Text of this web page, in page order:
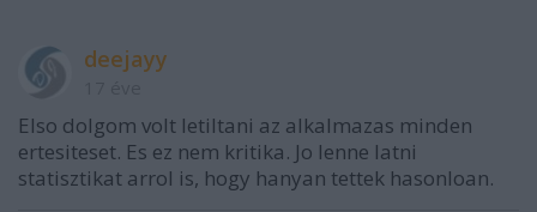
deejayy
Elso dolgom volt letiltani az alkalmazas minden
ertesiteset. Es ez nem kritika. Jo lenne latni
statisztikat arrol is, hogy hanyan tettek hasonloan.